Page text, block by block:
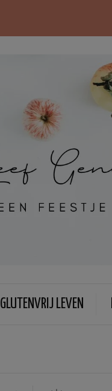
GLUTENVRIJ LEVEN